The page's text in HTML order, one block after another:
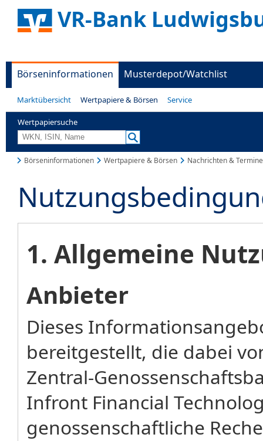
VR-Bank
Börseninformationen Musterdepot/Watchlist
Marktübersicht Wertpapiere & Börsen Service
Wertpapiersuche
Börseninformationen Wertpapiere & Börsen Nachrichten & Termine
1. Allgemeine
Anbieter
Dieses
bereitgestellt, die dabei
Zentral-
Infront Financial
genossenschaftliche